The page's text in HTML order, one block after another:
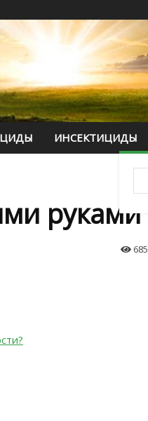
ИНСЕКТИЦИДЫ
руками
685